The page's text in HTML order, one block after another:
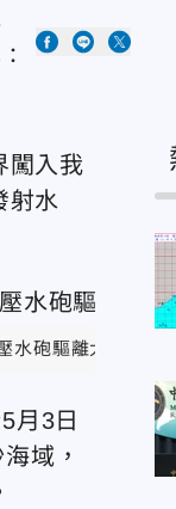
闖入我
射水
水砲驅離大陸漁船
月3日
域，